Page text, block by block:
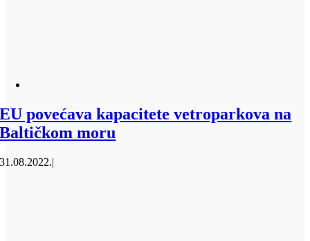
EU povećava kapacitete vetroparkova na
Baltičkom moru
31.08.2022.|